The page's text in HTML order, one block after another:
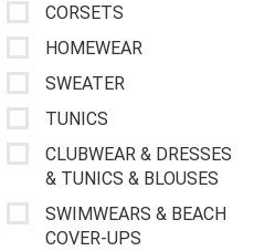
CORSETS
HOMEWEAR
SWEATER
TUNICS
CLUBWEAR & DRESSES
& TUNICS & BLOUSES
SWIMWEARS & BEACH
COVER-UPS